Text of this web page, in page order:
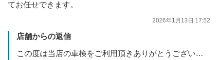
てお任せできます。
2026年1月13日 17:52
店舗からの返信
この度は当店の車検をご利用頂きありがとうございました。